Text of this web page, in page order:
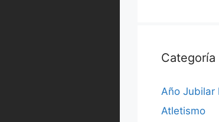
Año Jubilar
Atletismo